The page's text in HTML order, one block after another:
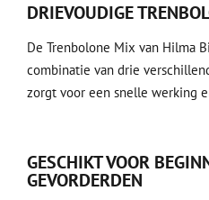
DRIEVOUDIGE
De Trenbolone Mix van Hilma
combinatie van drie
zorgt voor een snelle werking
GESCHIKT VOOR
GEVORDERDEN